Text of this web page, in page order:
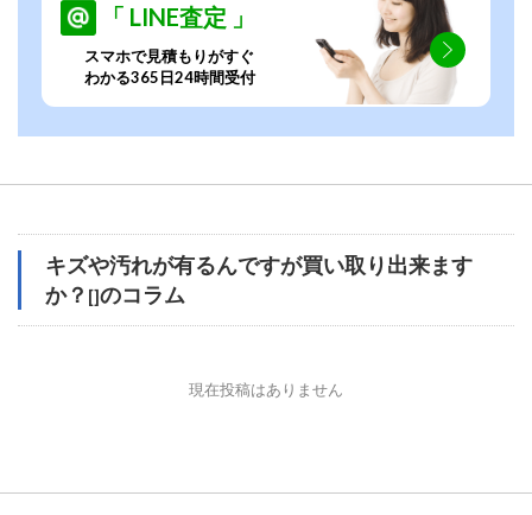
「 LINE査定 」
スマホで見積もりがすぐ
わかる365日24時間受付
キズや汚れが有るんですが買い取り出来ます
か？ []のコラム
現在投稿はありません